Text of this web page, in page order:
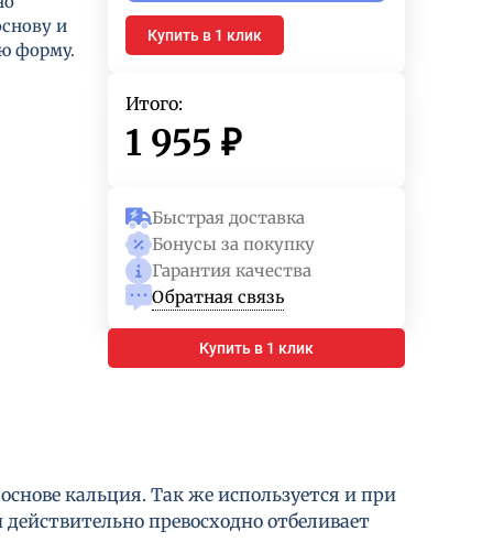
и
форму.
Купить в 1 клик
Итого:
1 955 ₽
Быстрая доставка
Бонусы за покупку
Гарантия качества
Обратная связь
Купить в 1 клик
кальция. Так же используется и при
превосходно отбеливает